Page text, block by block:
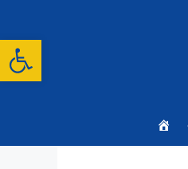
Abrir barra de
contenido